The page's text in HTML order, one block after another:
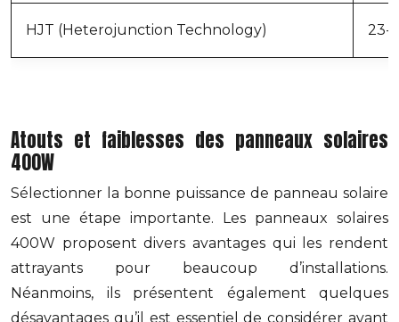
HJT (Heterojunction Technology) 23-
Atouts et faiblesses des panneaux solaires
400W
Sélectionner la bonne puissance de panneau solaire
est une étape importante. Les panneaux solaires
400W proposent divers avantages qui les rendent
attrayants pour beaucoup d’installations.
Néanmoins, ils présentent également quelques
désavantages qu’il est essentiel de considérer avant